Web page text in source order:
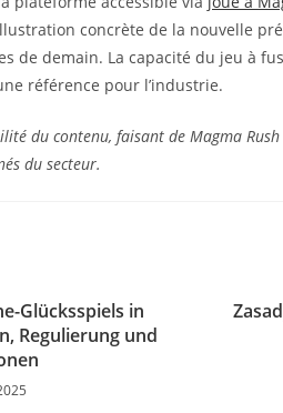
concrète de la nouvelle
de demain. La capacité du jeu à
référence pour l’industrie.
du contenu, faisant de Magma
du secteur.
Glücksspiels in
Regulierung und